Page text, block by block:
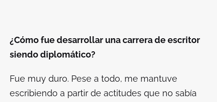
¿Cómo fue desarrollar una carrera de escritor
siendo diplomático?
Fue muy duro. Pese a todo, me mantuve
escribiendo a partir de actitudes que no sabía